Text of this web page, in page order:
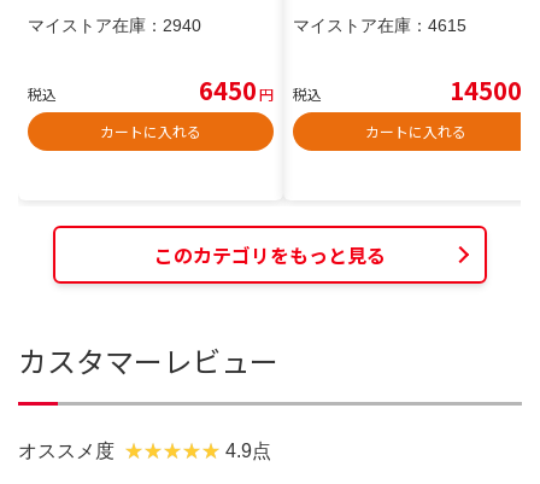
マイストア在庫： 2940
税込 6450円
カートに入れる
マイストア在庫： 4615
税込 14500
カートに入れる
このカテゴリをもっと見る
カスタマーレビュー
オススメ度 4.9点